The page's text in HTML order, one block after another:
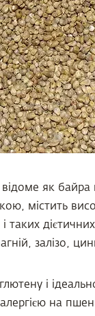
як байра
містить
і таких
залізо,
і
на